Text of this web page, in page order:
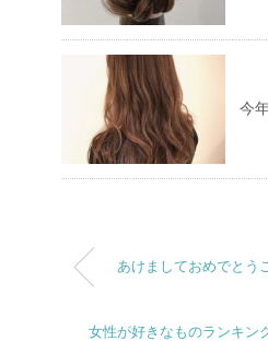
今
あけましておめでとう
女性が好きなものランキン